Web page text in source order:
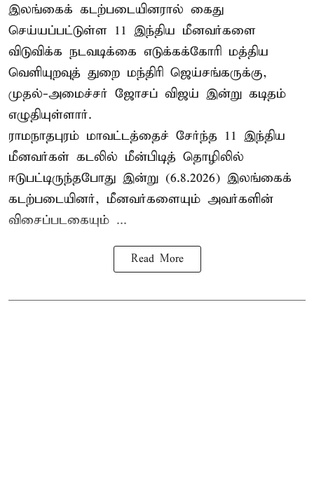
இலங்கைக் கடற்படையினரால் கைது
செய்யப்பட்டுள்ள 11 இந்திய மீனவர்களை
விடுவிக்க நடவடிக்கை எடுக்கக்கோரி மத்திய
வெளியுறவுத் துறை மந்திரி ஜெய்சங்கருக்கு,
முதல்-அமைச்சர் ஜோசப் விஜய் இன்று கடிதம்
எழுதியுள்ளார்.
ராமநாதபுரம் மாவட்டத்தைச் சேர்ந்த 11 இந்திய
மீனவர்கள் கடலில் மீன்பிடித் தொழிலில்
ஈடுபட்டிருந்தபோது இன்று (6.8.2026) இலங்கைக்
கடற்படையினர், மீனவர்களையும் அவர்களின்
விசைப்படகையும் ...
Read More